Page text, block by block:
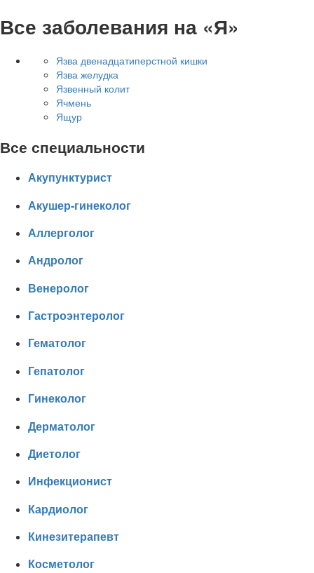
Все заболевания на «Я»
Язва двенадцатиперстной кишки
Язва желудка
Язвенный колит
Ячмень
Ящур
Все специальности
Акупунктурист
Акушер-гинеколог
Аллерголог
Андролог
Венеролог
Гастроэнтеролог
Гематолог
Гепатолог
Гинеколог
Дерматолог
Диетолог
Инфекционист
Кардиолог
Кинезитерапевт
Косметолог